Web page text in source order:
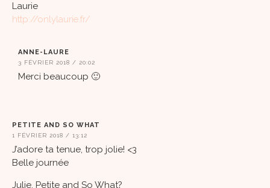
Laurie
http://onlylaurie.fr/
ANNE-LAURE
3 FÉVRIER 2018 / 20:02
Merci beaucoup 🙂
PETITE AND SO WHAT
1 FÉVRIER 2018 / 13:12
J’adore ta tenue, trop jolie! <3
Belle journée
Julie, Petite and So What?